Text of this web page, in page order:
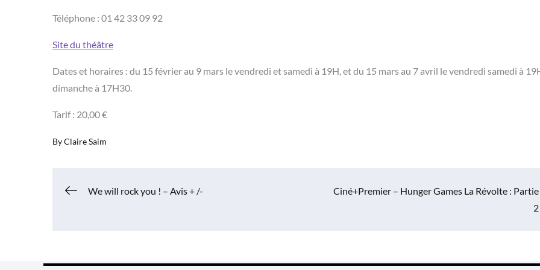
Téléphone : 01 42 33 09 92
Site du théâtre
Dates et horaires : du 15 février au 9 mars le vendredi et samedi à 19H, et du 15 mars au 7 avril le vendredi samedi à
dimanche à 17H30.
Tarif : 20,00 €
ByClaire Saim
Navigation
We will rock you ! – Avis + /-
Ciné+Premier – Hunger Games La Révolte : Partie
2